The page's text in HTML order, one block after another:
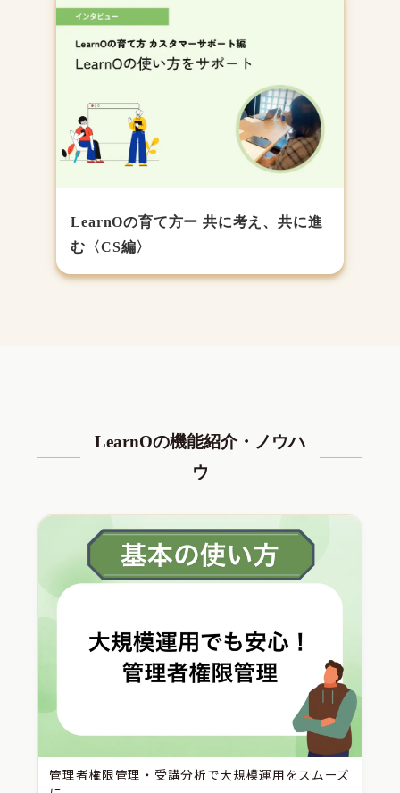
LearnOの育て方ー 共に考え、共に進
む〈CS編〉
LearnOの機能紹介・ノウハ
ウ
管理者権限管理・受講分析で大規模運用をスムーズ